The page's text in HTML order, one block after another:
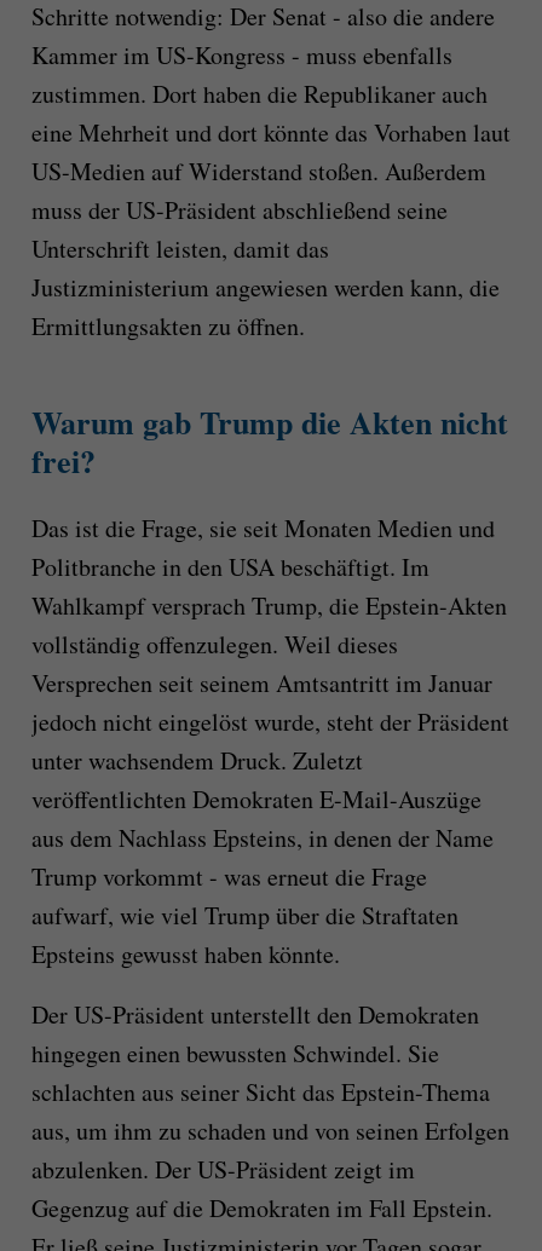
Schritte notwendig: Der Senat - also die andere
Kammer im US-Kongress - muss ebenfalls
zustimmen. Dort haben die Republikaner auch
eine Mehrheit und dort könnte das Vorhaben laut
US-Medien auf Widerstand stoßen. Außerdem
muss der US-Präsident abschließend seine
Unterschrift leisten, damit das
Justizministerium angewiesen werden kann, die
Ermittlungsakten zu öffnen.
Warum gab Trump die Akten nicht
frei?
Das ist die Frage, sie seit Monaten Medien und
Politbranche in den USA beschäftigt. Im
Wahlkampf versprach Trump, die Epstein-Akten
vollständig offenzulegen. Weil dieses
Versprechen seit seinem Amtsantritt im Januar
jedoch nicht eingelöst wurde, steht der Präsident
unter wachsendem Druck. Zuletzt
veröffentlichten Demokraten E-Mail-Auszüge
aus dem Nachlass Epsteins, in denen der Name
Trump vorkommt - was erneut die Frage
aufwarf, wie viel Trump über die Straftaten
Epsteins gewusst haben könnte.
Der US-Präsident unterstellt den Demokraten
hingegen einen bewussten Schwindel. Sie
schlachten aus seiner Sicht das Epstein-Thema
aus, um ihm zu schaden und von seinen Erfolgen
abzulenken. Der US-Präsident zeigt im
Gegenzug auf die Demokraten im Fall Epstein.